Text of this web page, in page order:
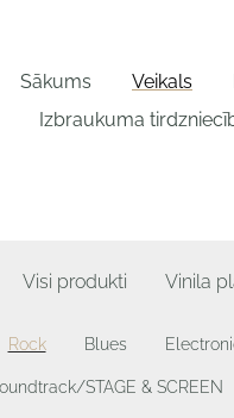
Sākums Veikals
Izbraukuma
Visi produkti Vinila
Rock Blues
STAGE & SCREEN